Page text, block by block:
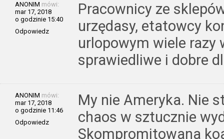
ANONIM mówi:
mar 17, 2018
o godzinie 15:40
Odpowiedz
Pracownicy ze
urzędasy, etatowcy
urlopowym wiele razy
sprawiedliwe i dobre
ANONIM mówi:
mar 17, 2018
o godzinie 11:46
Odpowiedz
My nie Ameryka. Nie
chaos w sztucznie
Skompromitowana